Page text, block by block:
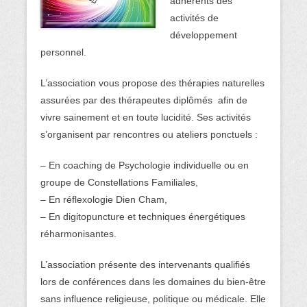
activités de
développement
personnel.
L’association vous propose des thérapies naturelles
assurées par des thérapeutes diplômés afin de
vivre sainement et en toute lucidité. Ses activités
s’organisent par rencontres ou ateliers ponctuels :
– En coaching de Psychologie individuelle ou en
groupe de Constellations Familiales,
– En réflexologie Dien Cham,
– En digitopuncture et techniques énergétiques
réharmonisantes.
L’association présente des intervenants qualifiés
lors de conférences dans les domaines du bien-être
sans influence religieuse, politique ou médicale. Elle